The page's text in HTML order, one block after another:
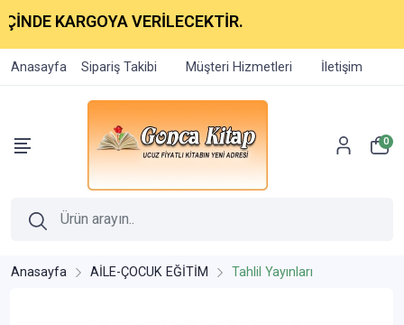
KARGOYA VERİLECEKTİR.
Anasayfa Sipariş Takibi Müşteri Hizmetleri İletişim
0
Anasayfa AİLE-ÇOCUK EĞİTİM Tahlil Yayınları